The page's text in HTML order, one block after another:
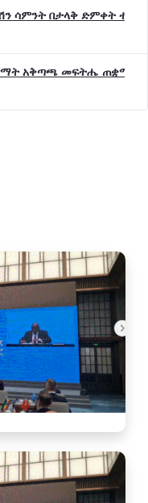
ሳምንት በታላቅ ድምቀት
አቅጣጫ መፍትሔ ጠቋሚ